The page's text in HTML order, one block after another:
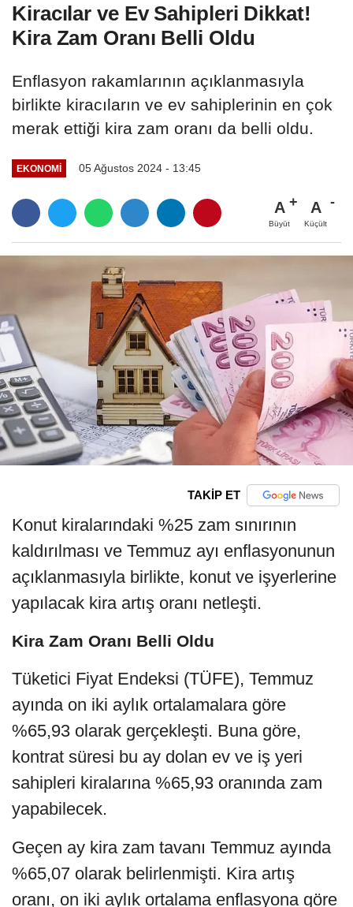
Kiracılar ve Ev Sahipleri Dikkat!
Kira Zam Oranı Belli Oldu
Enflasyon rakamlarının açıklanmasıyla
birlikte kiracıların ve ev sahiplerinin en çok
merak ettiği kira zam oranı da belli oldu.
EKONOMI 05 Ağustos 2024 - 13:45
A
Büyüt
A
Küçült
TAKİP ET
Konut kiralarındaki %25 zam sınırının
kaldırılması ve Temmuz ayı enflasyonunun
açıklanmasıyla birlikte, konut ve işyerlerine
yapılacak kira artış oranı netleşti.
Kira Zam Oranı Belli Oldu
Tüketici Fiyat Endeksi (TÜFE), Temmuz
ayında on iki aylık ortalamalara göre
%65,93 olarak gerçekleşti. Buna göre,
kontrat süresi bu ay dolan ev ve iş yeri
sahipleri kiralarına %65,93 oranında zam
yapabilecek.
Geçen ay kira zam tavanı Temmuz ayında
%65,07 olarak belirlenmişti. Kira artış
oranı, on iki aylık ortalama enflasyona göre